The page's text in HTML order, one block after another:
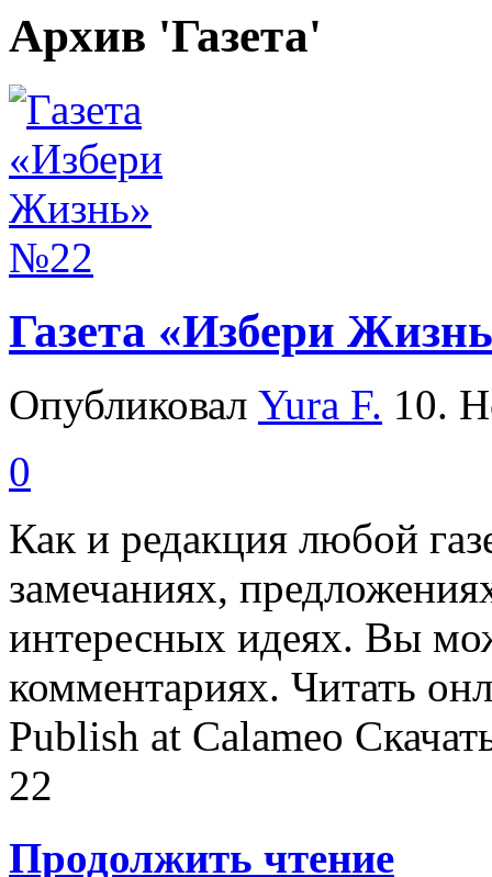
Архив 'Газета'
Газета «Избери
Опубликовал Yura F. 10.
0
Как и редакция любой
замечаниях,
интересных идеях. Вы
комментариях. Читать
Publish at Calameo
22
Продолжить чтение